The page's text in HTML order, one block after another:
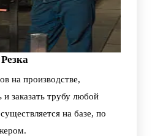
Резка
на производстве,
и заказать трубу любой
на базе, по